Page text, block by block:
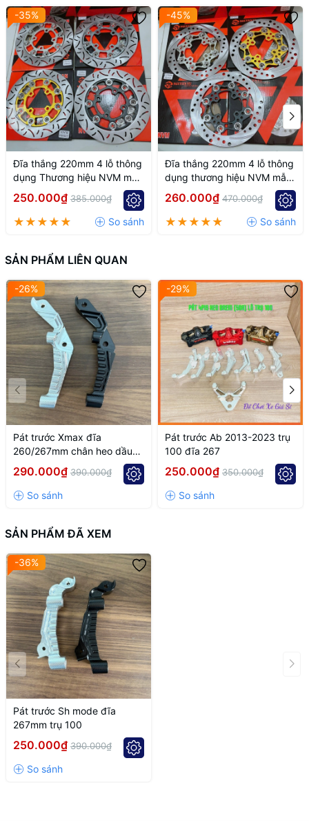
Cần sử dụng đúngđĩa 267mm và heo chuẩntrụ 100mmđể
đạt hiệu quả tối ưu.
Nên lắp đặt bởi thợ có kinh nghiệm để canh chuẩn và đảm
bảo an toàn.
-35%
Đĩa thắng 220mm 4 lỗ thông
dụng Thương hiệu NVM mẫu
k7
250.000₫ 385.000₫
-45%
Đĩa thắng 220mm 4 lỗ thông
dụng thương hiệu NVM mẫu
k6
260.000₫ 470.000₫
SẢN PHẨM LIÊN QUAN
-26%
Pát trước Xmax đĩa
260/267mm chân heo dầu
trụ 100mm
290.000₫ 390.000₫
-29%
Pát trước Ab 2013-2023 trụ
100 đĩa 267
250.000₫ 350.000₫
SẢN PHẨM ĐÃ XEM
-36%
Pát trước Sh mode đĩa
267mm trụ 100
250.000₫ 390.000₫